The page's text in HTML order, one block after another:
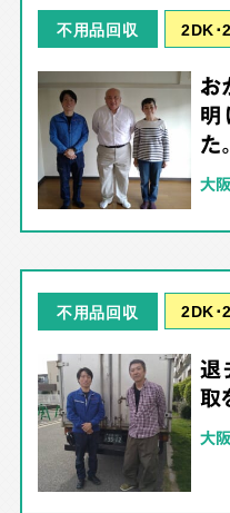
不用品回収 2DK･
お
明
た。
大
不用品回収 2DK･
退
取
大